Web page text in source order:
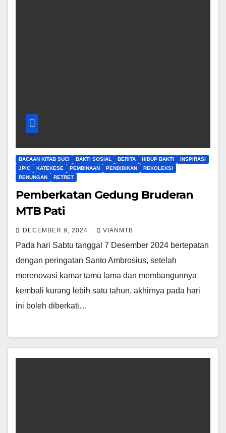
BACAAN KITAB SUCI BAKTI SOSIAL BERITA HIDUP BAKTI
INSPIRASI
JPIC
KATEKESE PEMBINAAN PENDIDIKAN
REKOLEKSI
RENUNGAN
RETRET
Pemberkatan Gedung Bruderan
MTB Pati
DECEMBER 9, 2024 VIANMTB
Pada hari Sabtu tanggal 7 Desember 2024 bertepatan
dengan peringatan Santo Ambrosius, setelah
merenovasi kamar tamu lama dan membangunnya
kembali kurang lebih satu tahun, akhirnya pada hari
ini boleh diberkati…